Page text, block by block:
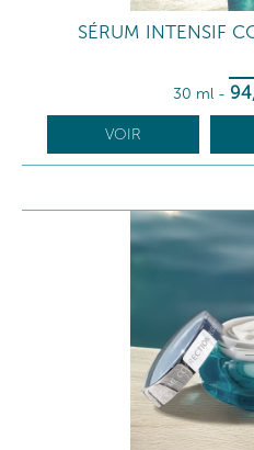
SÉRUM INTENSIF
30 ml - 94
VOIR